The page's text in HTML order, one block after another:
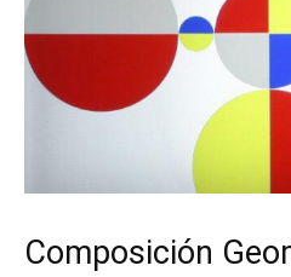
Composición